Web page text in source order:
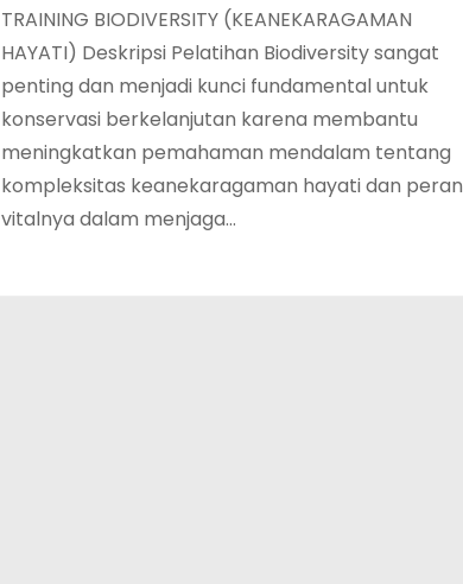
TRAINING BIODIVERSITY (KEANEKARAGAMAN
HAYATI) Deskripsi Pelatihan Biodiversity sangat
penting dan menjadi kunci fundamental untuk
konservasi berkelanjutan karena membantu
meningkatkan pemahaman mendalam tentang
kompleksitas keanekaragaman hayati dan peran
vitalnya dalam menjaga…